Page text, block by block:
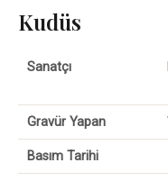
Kudüs
Sanatçı
Gravür Yapan
Basım Tarihi